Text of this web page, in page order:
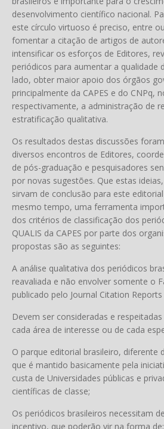
desenvolvimento científico nacional.
este círculo virtuoso é preciso, entre
fomentar a citação de artigos de
intensificar os esforços de Editores,
periódicos para aumentar a qualidade
lado, obter maior apoio dos órgãos
principalmente da CAPES e do CNPq,
respectivamente, a administração de
estratificação qualitativa.
Os resultados destas discussões
diversos encontros de Editores,
de pós-graduação e pesquisadores
por novas sugestões. Que estas
sirvam de conclusão para este
mesmo tempo, uma ferramenta
dos critérios de classificação dos
QUALIS da CAPES por parte dos
propostas são as seguintes:
A análise qualitativa dos periódicos
reavaliada e não envolver somente o
publicado pelo Journal Citation Reports
Devem ser consideradas e
cada área de interesse ou de cada
O parque editorial brasileiro, diferente
que é mantido basicamente pela
custa de Universidades públicas e
científicas de classe;
Os periódicos brasileiros necessitam
incentivo, que poderão vir na forma